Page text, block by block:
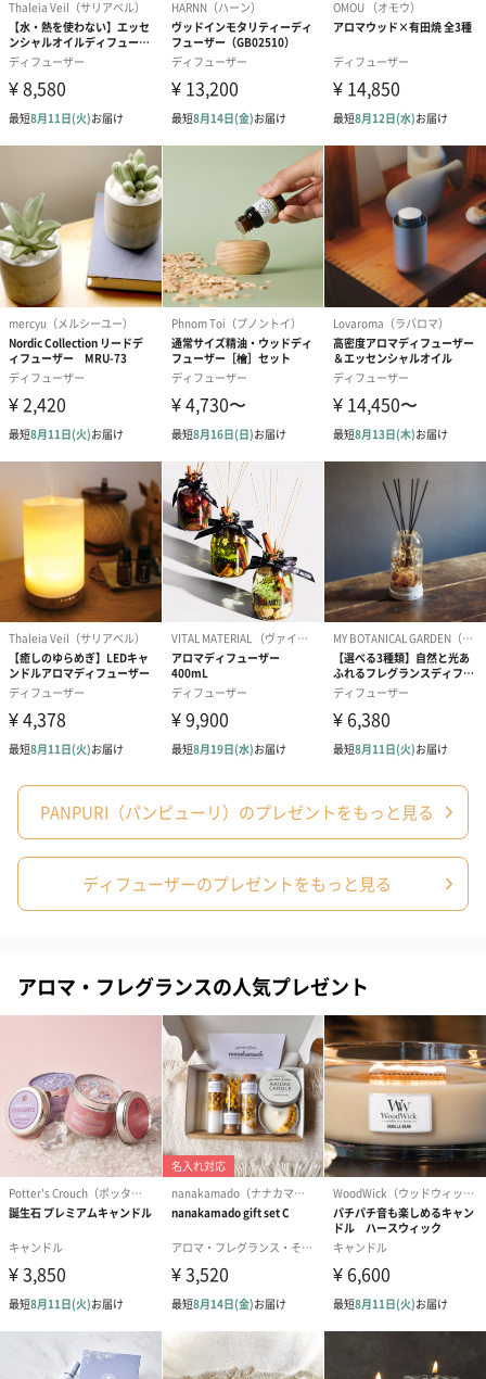
ルの香りが、つややかで魅力的な香りをつくります。不安やスト
レスでかたくなった心をほぐし、リラックスさせてくれます。
●ディフューザーボトルの3／4程度まで、ディフューザーオイルを
注ぎ、付属の専用リードをボトルの中に挿します。
●リードがディフューザーのオイルや香りをしっかりと吸収するよ
うに、2～3回、逆に入れ替えて使用することをおすすめします。
●一度使用したリードを、香りの異なる他のディフューザーに再利
用しないようにしてください。
●ボトルのキャップはお子さまの安全に配慮し、チャイルドプルー
フとなっています。 手のひらでキャップを垂直に押しつけなが
ら、そのまま反時計回りにキャップを回してください。 キャップ
に描かれている説明をあわせてご覧ください。
こんな使い方もできます
サイアミーズウォーター・ディスタントショアーズには同じ香り
のルームスプレーもあるので、セットでご購入いただくこともで
ドシンはBL（レモングラス）と同じ香りのボディケア・ハンドケ
アがあるので、生活のすべてを好きな香りで揃えたいという方に
もおすすめです。
ベッドルームには精油100%でアロマセラピー効果を感じられる
「ボタニーアンビエンスディフューザー」、リビングルームやお
仕事スペースには「パフュームディフューザー」と使い分けする
「PANPURI（パンピューリ）」
2003年にタイで誕生。タイの伝統的な癒やしのアプローチとクリ
エイティブな発想から生まれる、多様な香りをお届けするブラン
ド。心と体、内面の健康と外面の美しさ。この切っても切れない
関係へのホリスティック（包括的）なアプローチをご提案してい
ます。
商品詳細情報
ーリ シグネチャー ブレンドエッセンシャルオイル
本体サイズ
PANPURI（パンピューリ）のプレゼントをもっと見る
ディフューザーのプレゼントをもっと見る
アロマ・フレグランスの人気プレゼント